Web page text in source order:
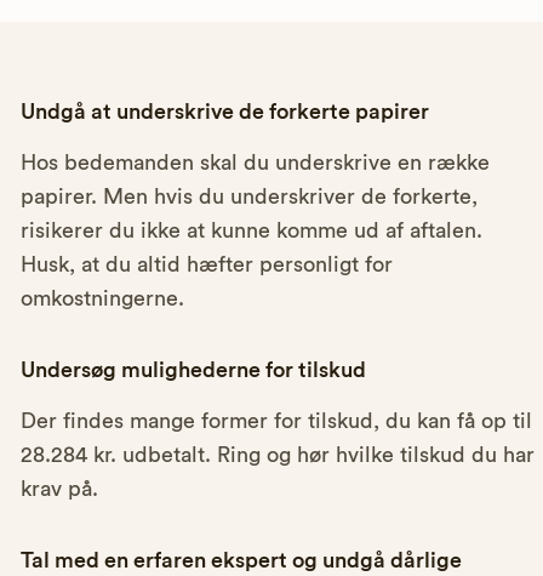
Undgå at underskrive de forkerte papirer
Hos bedemanden skal du underskrive en række
papirer. Men hvis du underskriver de forkerte,
risikerer du ikke at kunne komme ud af aftalen.
Husk, at du altid hæfter personligt for
omkostningerne.
Undersøg mulighederne for tilskud
Der findes mange former for tilskud, du kan få op til
28.284 kr. udbetalt. Ring og hør hvilke tilskud du har
krav på.
Tal med en erfaren ekspert og undgå dårlige